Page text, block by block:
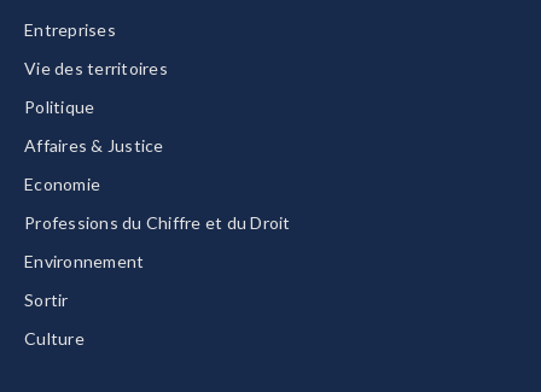
Entreprises
Vie des territoires
Politique
Affaires & Justice
Economie
Professions du Chiffre et du Droit
Environnement
Sortir
Culture